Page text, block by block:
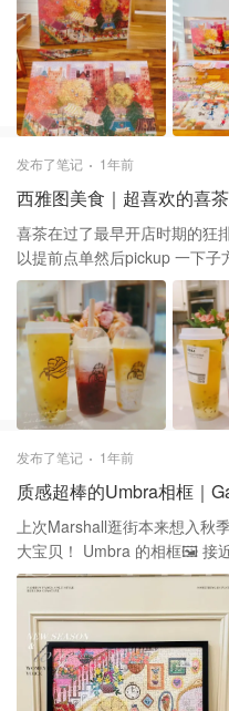
秋日颜色的同时 还添加了生
颜色开始 最后的最后再拼叶
颜色又各有特色 拼起来比看
发布了笔记 1年前
西雅图美食｜超喜欢的喜
喜茶在过了最早开店时期的狂
以提前点单然后pickup 一下子方便了
小程序 只能人民币付款，每
间少了很多买买买的冲动 ✅
啦，总用这个！ 这次点的三个都挺好喝😋 💕 季节性Cheese
Yumberry Boom 这个好有特
很好吃 💕 Coconut Mango
虽然缺了柚子，但是芒果和西
的水果茶，很喜欢它的茶底的
发布了笔记 1年前
质感超棒的Umbra相框｜
上次Marshall逛街本来想入秋
大宝贝！ Umbra 的相框🖼️ 接近五折的价格无敌合适！ 🖼️相框本身
的木制很有质感 里面卡纸和
片的 结果聪明的我发现它的
上前段时间拼的flower shop
Flower shop